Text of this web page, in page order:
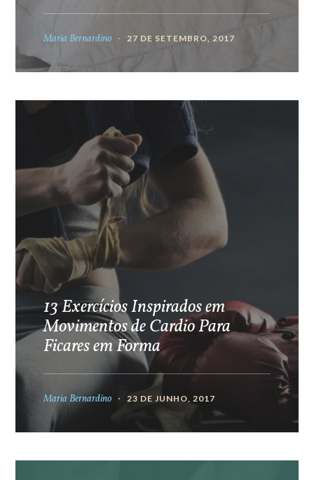
Maria Bernardino 27 DE SETEMBRO, 2017
13 Exercícios Inspirados em
Movimentos de Cardio Para
Ficares em Forma
Maria Bernardino 23 DE JUNHO, 2017